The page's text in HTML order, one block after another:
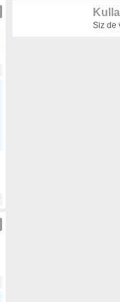
Siz de